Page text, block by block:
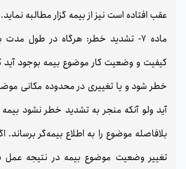
عقب افتاده است نیز از بیمه گزار مطالبه نماید.
ماده 7- تشدید خطر: هرگاه در طول مدت
کیفیت و وضعیت کار موضوع بیمه بوجود
خطر شود و یا تغییری در محدوده مکانی
آید ولو آنکه منجر به تشدید خطر نشود
بلافاصله موضوع را به اطلاع بیمه‌گر برساند.
تغییر وضعیت موضوع بیمه در نتیجه عمل